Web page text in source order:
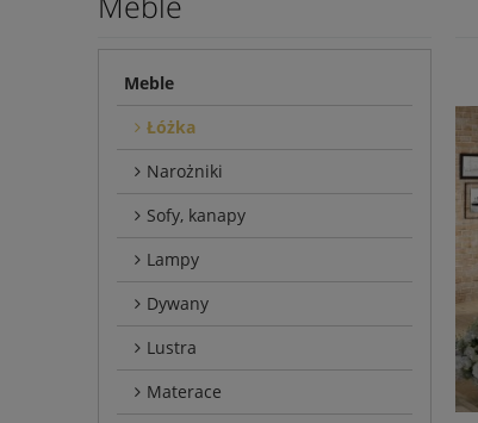
Meble
Łóżka
Narożniki
Sofy, kanapy
Lampy
Dywany
Lustra
Materace